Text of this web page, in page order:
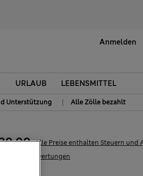
Anmelden
URLAUB
LEBENSMITTEL
Unterstützung | Alle Zölle bezahlt
1 Bewertungen
Alle Preise enthalten Steuern und